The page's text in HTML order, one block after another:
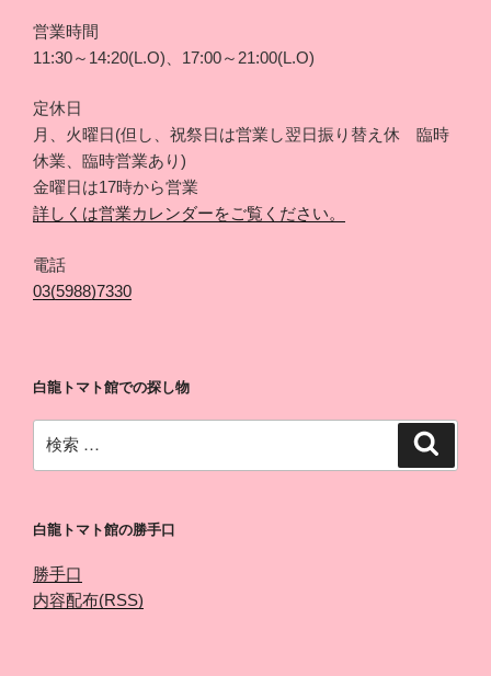
営業時間
11:30～14:20(L.O)、17:00～21:00(L.O)
定休日
月、火曜日(但し、祝祭日は営業し翌日振り替え休 臨時
休業、臨時営業あり)
金曜日は17時から営業
詳しくは営業カレンダーをご覧ください。
電話
03(5988)7330
白龍トマト館での探し物
索:
白龍トマト館の勝手口
勝手口
内容配布(RSS)